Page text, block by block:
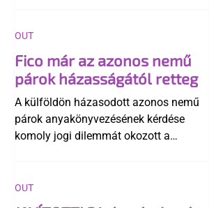
Fico már az azonos nemű
párok házasságától retteg
A külföldön házasodott azonos nemű
párok anyakönyvezésének kérdése
komoly jogi dilemmát okozott a
egyértelműen tiltja a házasságuk
elismerését. Közben az ellenzéken belül
OUT
OUT